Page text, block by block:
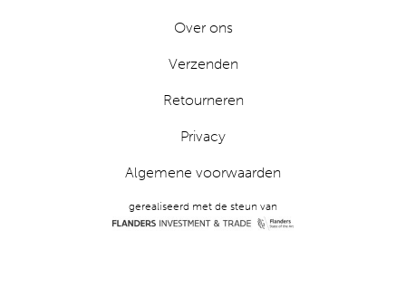
Over ons
Verzenden
Retourneren
Privacy
Algemene voorwaarden
gerealiseerd met de steun van